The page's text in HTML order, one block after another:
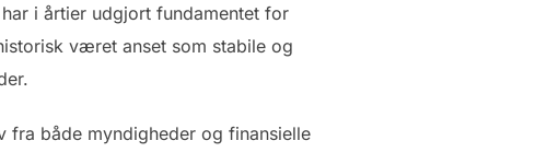
i årtier udgjort fundamentet for
været anset som stabile og
både myndigheder og finansielle